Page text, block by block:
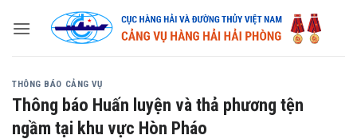
THÔNG BÁO CẢNG VỤ
Thông báo Huấn luyện và thả phương tện
ngầm tại khu vực Hòn Pháo